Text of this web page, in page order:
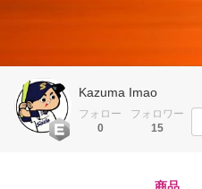
Kazuma Imao
フォロー
0
フォロワー
15
商品